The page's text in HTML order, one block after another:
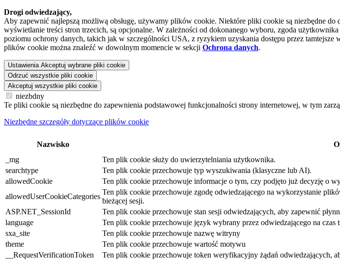
Drogi odwiedzający,
Aby zapewnić najlepszą możliwą obsługę, używamy plików cookie. Niektóre pliki cookie są niezbędne
wyświetlanie treści stron trzecich, są opcjonalne. W zależności od dokonanego wyboru, zgoda
poziomu ochrony danych, takich jak w szczególności USA, z ryzykiem uzyskania dostępu przez
plików cookie można znaleźć w dowolnym momencie w sekcji Ochrona danych.
Ustawienia Akceptuj wybrane pliki cookie
Odrzuć wszystkie pliki cookie
Akceptuj wszystkie pliki cookie
niezbdny
Te pliki cookie są niezbędne do zapewnienia podstawowej funkcjonalności strony internetowej, w tym
Niezbędne szczegóły dotyczące plików cookie
Nazwisko
_mg
Ten plik cookie służy do uwierzytelniania użytkownika.
searchtype
Ten plik cookie przechowuje typ wyszukiwania (klasyczne lub AI).
allowedCookie
Ten plik cookie przechowuje informacje o tym, czy podjęto już decyzję o
allowedUserCookieCategories
Ten plik cookie przechowuje zgodę odwiedzającego na wykorzystanie
bieżącej sesji.
ASP.NET_SessionId
Ten plik cookie przechowuje stan sesji odwiedzających, aby zapewnić
language
Ten plik cookie przechowuje język wybrany przez odwiedzającego na czas
sxa_site
Ten plik cookie przechowuje nazwę witryny
theme
Ten plik cookie przechowuje wartość motywu
__RequestVerificationToken
Ten plik cookie przechowuje token weryfikacyjny żądań odwiedzających,